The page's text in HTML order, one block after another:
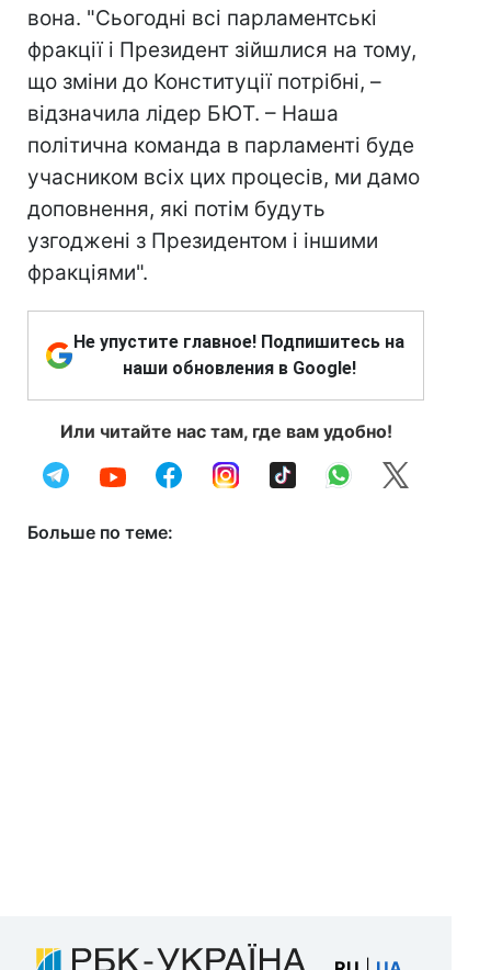
вона. "Сьогодні всі парламентські
фракції і Президент зійшлися на тому,
що зміни до Конституції потрібні, –
відзначила лідер БЮТ. – Наша
політична команда в парламенті буде
учасником всіх цих процесів, ми дамо
доповнення, які потім будуть
узгоджені з Президентом і іншими
фракціями".
Не упустите главное! Подпишитесь на
наши обновления в Google!
Или читайте нас там, где вам удобно!
Больше по теме: